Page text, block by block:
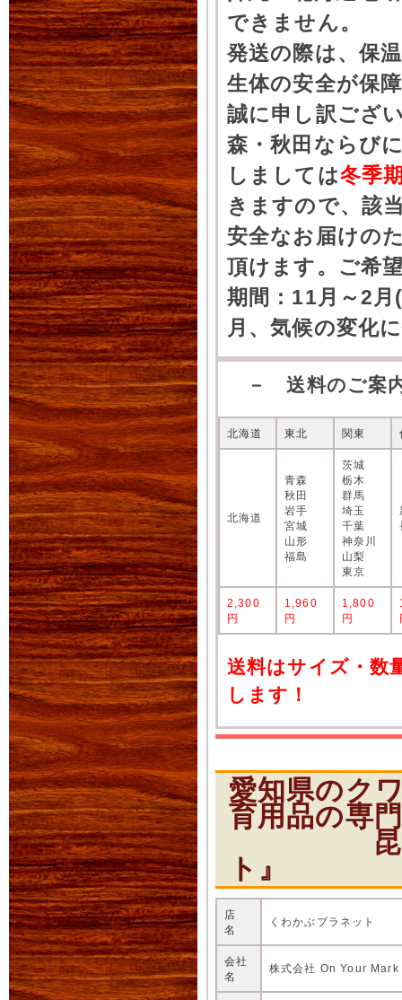
できません。
発送の際は、保
生体の安全が保
誠に申し訳ござ
森・秋田ならび
しましては冬季
きますので、該
安全なお届けの
頂けます。ご希
期間：11月～2
月、気候の変化
－ 送料のご案
北海道 東北 関東
北海道
青森
秋田
岩手
宮城
山形
福島
茨城
栃木
群馬
埼玉
千葉
神奈川
山梨
東京
2,300
円
1,960
円
1,800
円
送料はサイズ・数
します！
愛知県のク
育用品の専
昆虫シ
ト』
店
名
くわかぶプラネット
会社
名
株式会社 On Your Mark